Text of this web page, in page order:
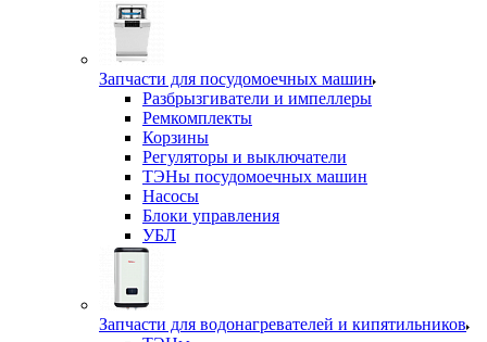
Запчасти для посудомоечных машин
Разбрызгиватели и импеллеры
Ремкомплекты
Корзины
Регуляторы и выключатели
ТЭНы посудомоечных машин
Насосы
Блоки управления
УБЛ
Запчасти для водонагревателей и кипятильников